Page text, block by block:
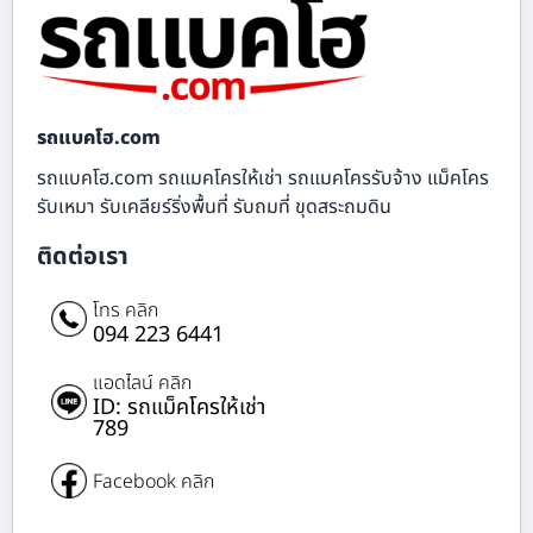
รถแบคโฮ.com
รถแบคโฮ.com รถแมคโครให้เช่า รถแมคโครรับจ้าง แม็คโคร
รับเหมา รับเคลียร์ริ่งพื้นที่ รับถมที่ ขุดสระถมดิน
ติดต่อเรา
โทร คลิก
094 223 6441
แอดไลน์ คลิก
ID: รถแม็คโครให้เช่า
789
Facebook คลิก